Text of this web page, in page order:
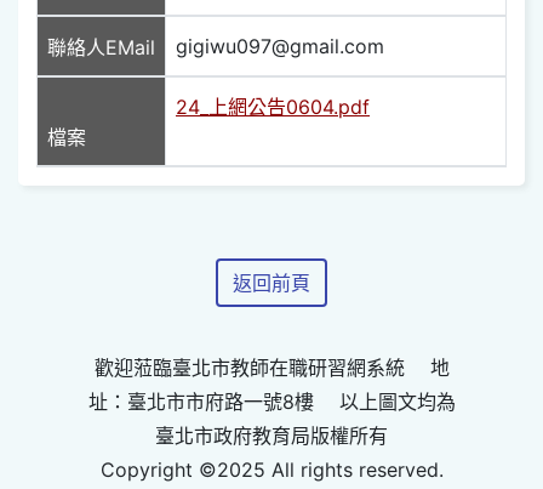
聯絡人EMail gigiwu097@gmail.com
檔案
24_上網公告0604.pdf
返回前頁
歡迎蒞臨臺北市教師在職研習網系統 地
址：臺北市市府路一號8樓 以上圖文均為
臺北市政府教育局版權所有
Copyright ©2025 All rights reserved.